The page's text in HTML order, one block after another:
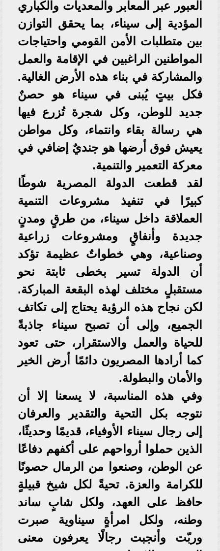
العبور عبر المعابر والمعديات والكباري
المؤدية إلى سيناء، بما يحقق التوازن
بين متطلبات الأمن القومي واحتياجات
المواطنين الراغبين في الإقامة والعمل
والمشاركة في بناء هذه الأرض الغالية.
فكل بيتٍ يُبنى في سيناء هو حصنٌ
جديد للوطن، وكل شجرة تُزرع فيها
هي رسالة بقاء وانتماء، وكل مواطن
يعيش فوق أرضها هو جنديٌ إضافي في
معركة التعمير والتنمية.
لقد قطعت الدولة المصرية شوطًا
كبيرًا في تنفيذ مشروعات التنمية
العملاقة داخل سيناء، من طرقٍ ومدنٍ
جديدة وأنفاقٍ ومشروعات زراعية
وصناعية، وهي خطواتٌ عظيمة تؤكد
أن الدولة تسير بخطى ثابتة نحو
مستقبلٍ مختلف لهذه البقعة المباركة.
لكن نجاح هذه الرؤية يحتاج إلى تكاتف
الجميع، وإلى أن تصبح سيناء جاذبةً
للحياة والعمل والاستقرار، حتى تعود
كما أرادها المصريون دائمًا أرض الخير
والأمان والبطولة.
وفي هذه المناسبة، لا يسعنا إلا أن
نتوجه بكل التحية والتقدير والعرفان
إلى رجال سيناء الأوفياء، قديمًا وحديثًا،
الذين حملوا أرواحهم على أكفهم دفاعًا
عن الوطن، وصنعوا من الرمال حصونًا
للكرامة والعزة. تحيةً لكل شيخ قبيلةٍ
حافظ على العهد، ولكل شابٍ ساند
وطنه، ولكل امرأةٍ سيناوية صبرت
وربّت وأنجبت رجالًا يعرفون معنى